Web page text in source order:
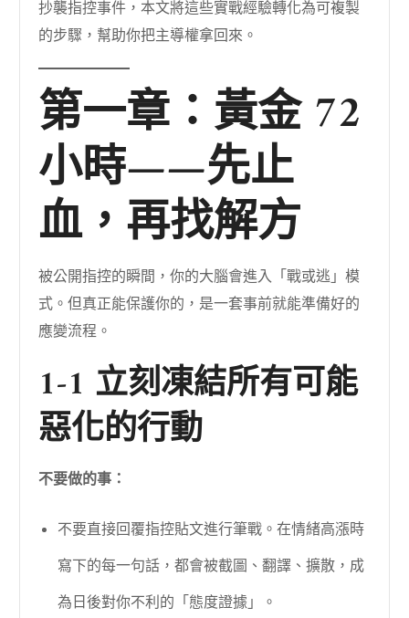
抄襲指控事件，本文將這些實戰經驗轉化為可複製
的步驟，幫助你把主導權拿回來。
第一章：黃金 72
小時——先止
血，再找解方
被公開指控的瞬間，你的大腦會進入「戰或逃」模
式。但真正能保護你的，是一套事前就能準備好的
應變流程。
1-1 立刻凍結所有可能
惡化的行動
不要做的事：
不要直接回覆指控貼文進行筆戰。在情緒高漲時
寫下的每一句話，都會被截圖、翻譯、擴散，成
為日後對你不利的「態度證據」。